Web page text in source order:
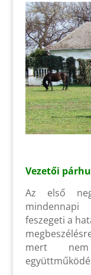
Vezetői
Az első
feszegeti a
mert nem